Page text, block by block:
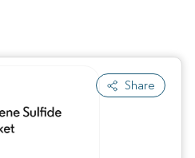
Share